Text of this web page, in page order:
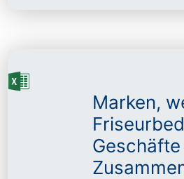
Marken,
Geschäfte